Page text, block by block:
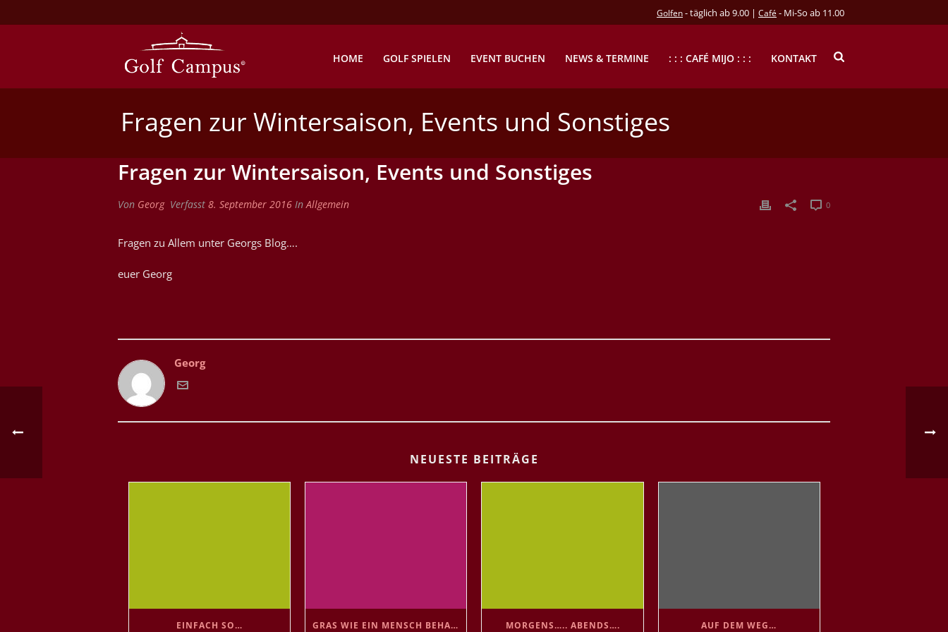
Golfen- täglich ab 9.00 | Café - Mi-So ab 11.00
HOME GOLF SPIELEN EVENT BUCHEN NEWS & TERMINE : : : CAFÉ MIJO : : : KONTAKT
Fragen zur Wintersaison, Events und Sonstiges
Fragen zur Wintersaison, Events und Sonstiges
Von Georg Verfasst 8. September 2016 InAllgemein 0
Fragen zu Allem unter Georgs Blog….
euer Georg
Georg
NEUESTE BEITRÄGE
EINFACH SO… GRAS WIE EIN MENSCH BEHANDELN 😘 MORGENS….. ABENDS…. AUF DEM WEG…